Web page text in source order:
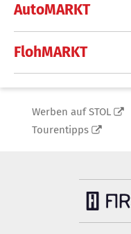
AutoMARKT
FlohMARKT
Werben auf STOL
Tourentipps